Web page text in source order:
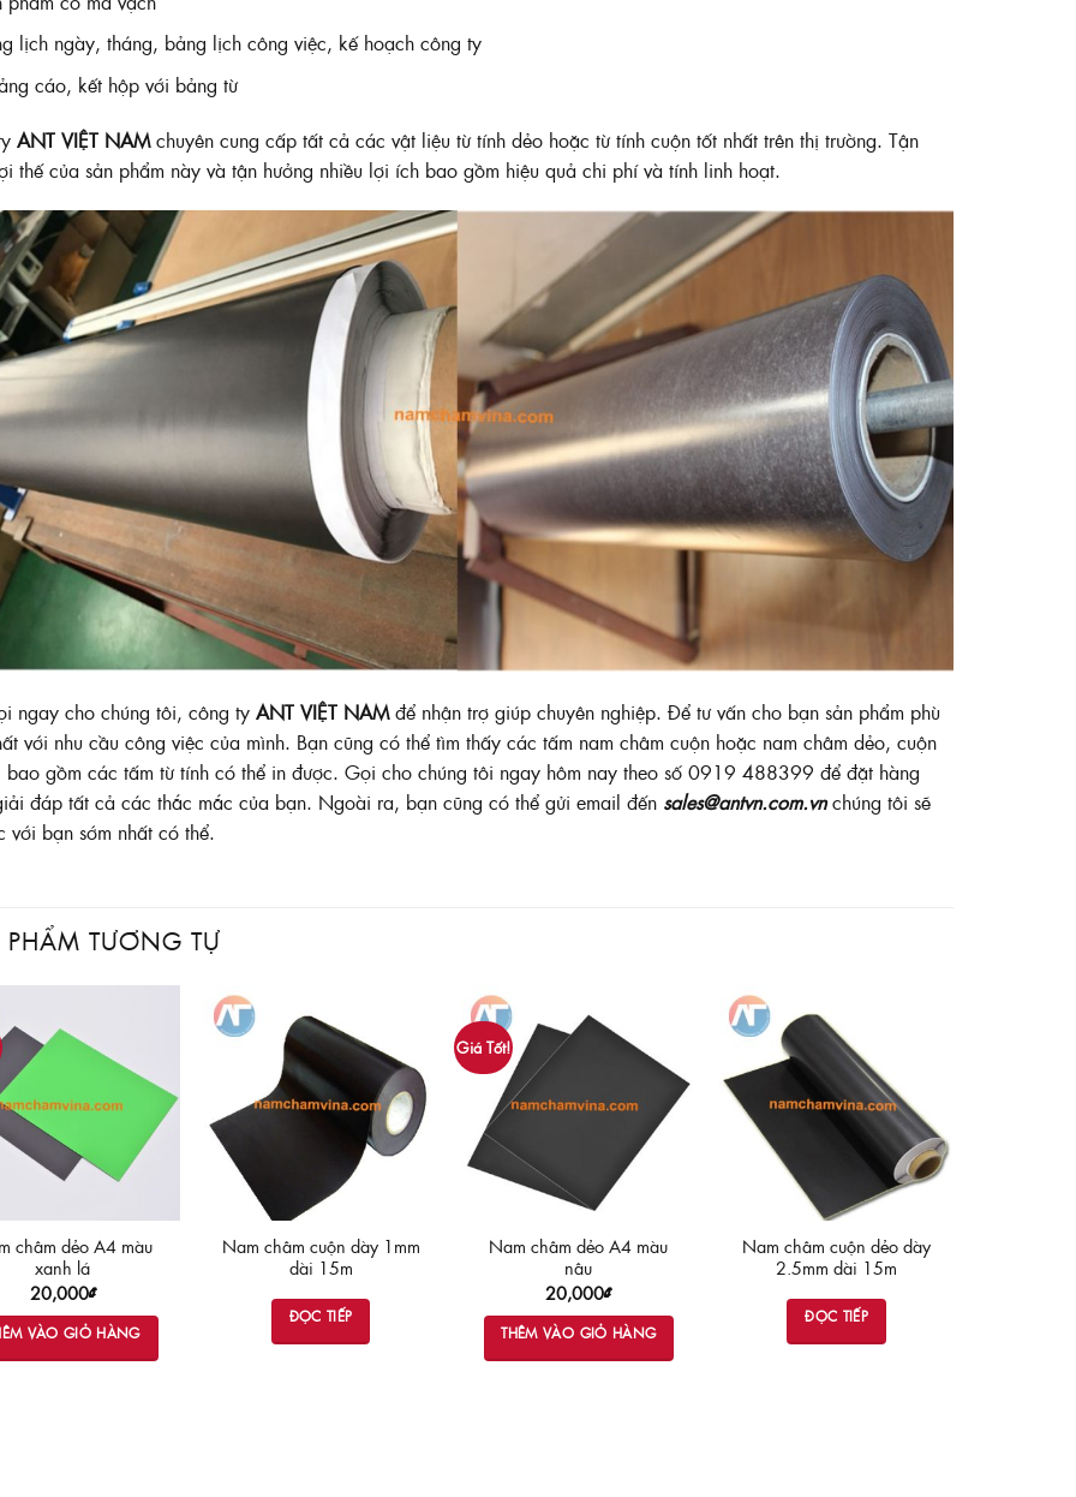
lịch ngày, tháng, bảng lịch công việc, kế hoạch công ty
cáo, kết hộp với bảng từ
ANT VIỆT NAMchuyên cung cấp tất cả các vật liệu từ tính dẻo hoặc từ tính cuộn tốt nhất trên thị trường. Tận
thế của sản phẩm này và tận hưởng nhiều lợi ích bao gồm hiệu quả chi phí và tính linh hoạt.
ngay cho chúng tôi, công ty ANT VIỆT NAMđể nhận trợ giúp chuyên nghiệp. Để tư vấn cho bạn sản phẩm phù
với nhu cầu công việc của mình. Bạn cũng có thể tìm thấy các tấm nam châm cuộn hoặc nam châm dẻo, cuộn
bao gồm các tấm từ tính có thể in được. Gọi cho chúng tôi ngay hôm nay theo số 0919 488399 để đặt hàng
đáp tất cả các thắc mắc của bạn. Ngoài ra, bạn cũng có thể gửi email đến sales@antvn.com.vnchúng tôi sẽ
với bạn sớm nhất có thể.
TƯƠNG TỰ
châm dẻo A4 màu
xanh lá
20,000₫
VÀO GIỎ HÀNG
Nam châm cuộn dày 1mm
dài 15m
ĐỌC TIẾP
Giá Tốt!
Nam châm dẻo A4 màu
nâu
20,000₫
THÊM VÀO GIỎ HÀNG
Nam châm cuộn dẻo dày
2.5mm dài 15m
ĐỌC TIẾP